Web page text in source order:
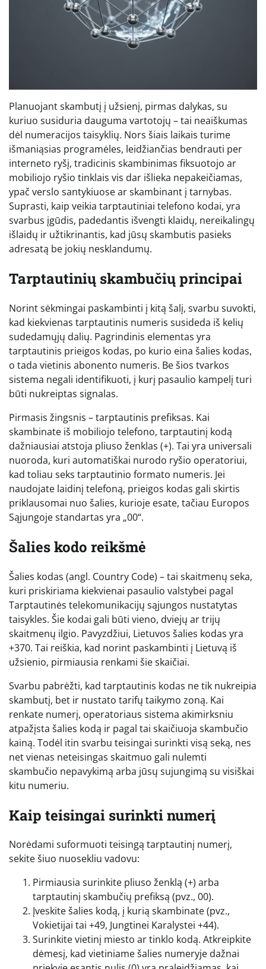
Planuojant skambutį į užsienį, pirmas dalykas, su
kuriuo susiduria dauguma vartotojų – tai neaiškumas
dėl numeracijos taisyklių. Nors šiais laikais turime
išmaniąsias programėles, leidžiančias bendrauti per
interneto ryšį, tradicinis skambinimas fiksuotojo ar
mobiliojo ryšio tinklais vis dar išlieka nepakeičiamas,
ypač verslo santykiuose ar skambinant į tarnybas.
Suprasti, kaip veikia tarptautiniai telefono kodai, yra
svarbus įgūdis, padedantis išvengti klaidų, nereikalingų
išlaidų ir užtikrinantis, kad jūsų skambutis pasieks
adresatą be jokių nesklandumų.
Tarptautinių skambučių principai
Norint sėkmingai paskambinti į kitą šalį, svarbu suvokti,
kad kiekvienas tarptautinis numeris susideda iš kelių
sudedamųjų dalių. Pagrindinis elementas yra
tarptautinis prieigos kodas, po kurio eina šalies kodas,
o tada vietinis abonento numeris. Be šios tvarkos
sistema negali identifikuoti, į kurį pasaulio kampelį turi
būti nukreiptas signalas.
Pirmasis žingsnis – tarptautinis prefiksas. Kai
skambinate iš mobiliojo telefono, tarptautinį kodą
dažniausiai atstoja pliuso ženklas (+). Tai yra universali
nuoroda, kuri automatiškai nurodo ryšio operatoriui,
kad toliau seks tarptautinio formato numeris. Jei
naudojate laidinį telefoną, prieigos kodas gali skirtis
priklausomai nuo šalies, kurioje esate, tačiau Europos
Sąjungoje standartas yra „00“.
Šalies kodo reikšmė
Šalies kodas (angl. Country Code) – tai skaitmenų seka,
kuri priskiriama kiekvienai pasaulio valstybei pagal
Tarptautinės telekomunikacijų sąjungos nustatytas
taisykles. Šie kodai gali būti vieno, dviejų ar trijų
skaitmenų ilgio. Pavyzdžiui, Lietuvos šalies kodas yra
+370. Tai reiškia, kad norint paskambinti į Lietuvą iš
užsienio, pirmiausia renkami šie skaičiai.
Svarbu pabrėžti, kad tarptautinis kodas ne tik nukreipia
skambutį, bet ir nustato tarifų taikymo zoną. Kai
renkate numerį, operatoriaus sistema akimirksniu
atpažįsta šalies kodą ir pagal tai skaičiuoja skambučio
kainą. Todėl itin svarbu teisingai surinkti visą seką, nes
net vienas neteisingas skaitmuo gali nulemti
skambučio nepavykimą arba jūsų sujungimą su visiškai
kitu numeriu.
Kaip teisingai surinkti numerį
Norėdami suformuoti teisingą tarptautinį numerį,
sekite šiuo nuosekliu vadovu:
Pirmiausia surinkite pliuso ženklą (+) arba
tarptautinį skambučių prefiksą (pvz., 00).
Įveskite šalies kodą, į kurią skambinate (pvz.,
Vokietijai tai +49, Jungtinei Karalystei +44).
Surinkite vietinį miesto ar tinklo kodą. Atkreipkite
dėmesį, kad vietiniame šalies numeryje dažnai